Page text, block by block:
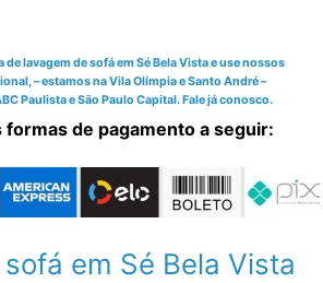
de lavagem de sofá em Sé Bela Vista e use nossos
– estamos na Vila Olímpia e Santo André –
Paulista e São Paulo Capital. Fale já conosco.
de pagamento a seguir:
em Sé Bela Vista